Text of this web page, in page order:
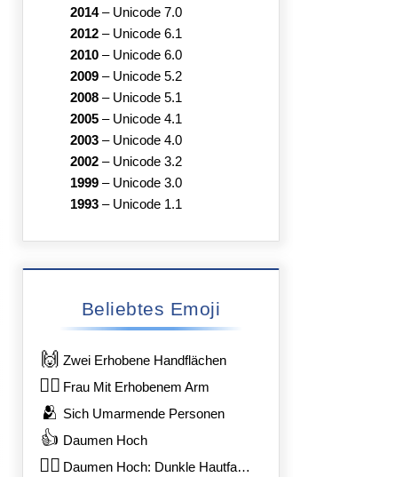
2014– Unicode 7.0
2012 – Unicode 6.1
2010 – Unicode 6.0
2009 – Unicode 5.2
2008 – Unicode 5.1
2005 – Unicode 4.1
2003 – Unicode 4.0
2002 – Unicode 3.2
1999 – Unicode 3.0
1993 – Unicode 1.1
Beliebtes Emoji
🙌 Zwei Erhobene Handflächen
🙋‍♀️ Frau Mit Erhobenem Arm
🫂 Sich Umarmende Personen
👍 Daumen Hoch
👍🏿 Daumen Hoch: Dunkle Hautfarbe